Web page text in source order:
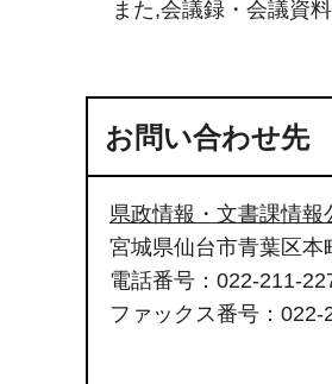
また,会議録・会議資
お問い合わせ先
県政情報・文書課情報
宮城県仙台市青葉区本
電話番号：022-211-
ファックス番号：022-